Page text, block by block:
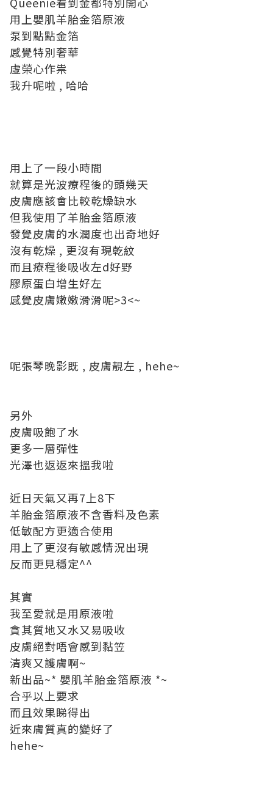
用上嬰肌羊胎金箔原液
泵到點點金箔
感覺特別奢華
虛榮心作祟
我升呢啦 , 哈哈
用上了一段小時間
就算是光波療程後的頭幾天
皮膚應該會比較乾燥缺水
但我使用了羊胎金箔原液
發覺皮膚的水潤度也出奇地好
沒有乾燥 , 更沒有現乾紋
而且療程後吸收左d好野
膠原蛋白增生好左
感覺皮膚嫩嫩滑滑呢>3<~
呢張琴晚影既 , 皮膚靚左 , hehe~
另外
皮膚吸飽了水
更多一層彈性
光澤也返返來搵我啦
近日天氣又再7上8下
羊胎金箔原液不含香料及色素
低敏配方更適合使用
用上了更沒有敏感情況出現
反而更見穩定^^
其實
我至愛就是用原液啦
貪其質地又水又易吸收
皮膚絕對唔會感到黏笠
清爽又護膚啊~
新出品~* 嬰肌羊胎金箔原液 *~
合乎以上要求
而且效果睇得出
近來膚質真的變好了
hehe~